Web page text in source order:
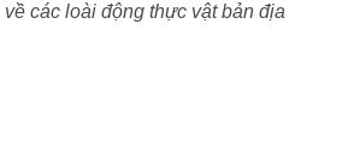
các loài động thực vật bản địa